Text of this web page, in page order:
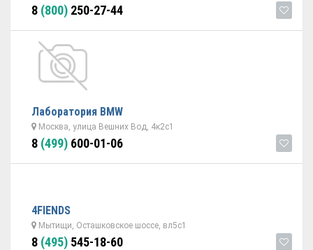
8 (800) 250-27-44
Лаборатория BMW
Москва, улица Вешних Вод, 4к2с1
8 (499) 600-01-06
4FIENDS
Мытищи, Осташковское шоссе, вл5с1
8 (495) 545-18-60